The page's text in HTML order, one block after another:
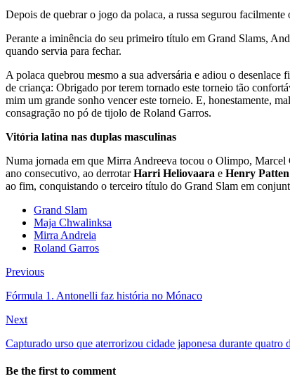
Depois de quebrar o jogo da polaca, a russa segurou
Perante a iminência do seu primeiro título em Grand Slams,
quando servia para fechar.
A polaca quebrou mesmo a sua adversária e adiou o
de criança: Obrigado por terem tornado este torneio tão
mim um grande sonho vencer este torneio. E, honestamente,
consagração no pó de tijolo de Roland Garros.
Vitória latina nas duplas masculinas
Numa jornada em que Mirra Andreeva tocou o Olimpo, Marcel
ano consecutivo, ao derrotarHarri Heliovaara e Henry Patten
ao fim, conquistando o terceiro título do Grand Slam em
Grand Slam
Maja Chwalinksa
Mirra Andreia
Roland Garros
Previous
Fórmula 1. Antonelli faz história no Mónaco
Next
Capturado urso que aterrorizou cidade japonesa durante quatro
Be the first to comment